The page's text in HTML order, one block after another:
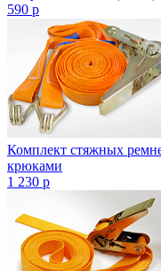
590 p
Комплект стяжных
крюками
1 230 p